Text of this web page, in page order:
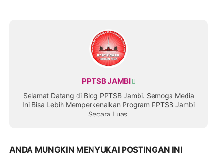
PPTSB JAMBI
Selamat Datang di Blog PPTSB Jambi. Semoga Media
Ini Bisa Lebih Memperkenalkan Program PPTSB Jambi
Secara Luas.
ANDA MUNGKIN MENYUKAI POSTINGAN INI